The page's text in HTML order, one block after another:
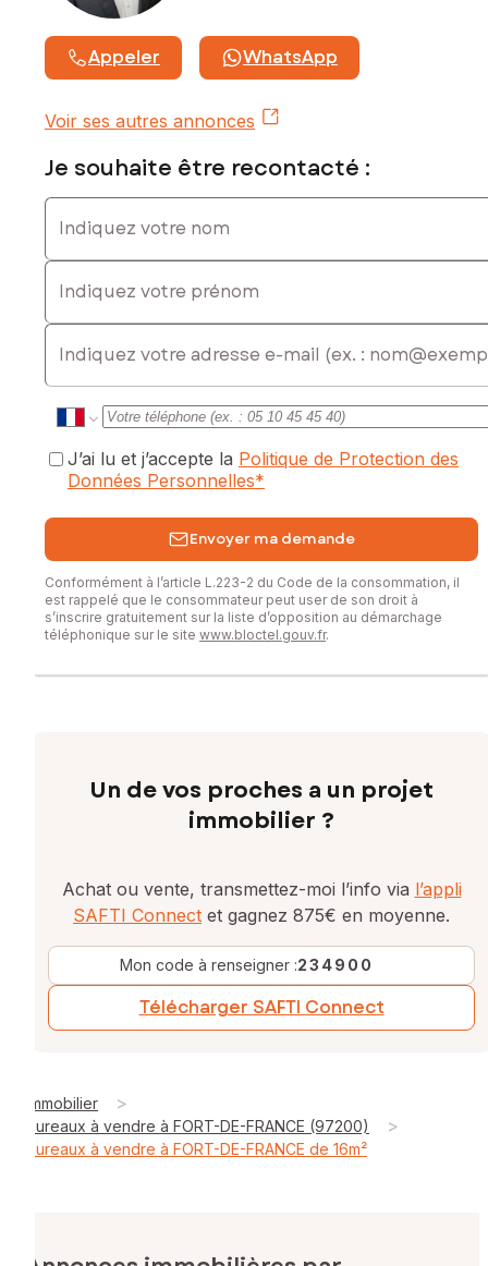
Appeler WhatsApp
Voir ses autres annonces
Je souhaite être recontacté :
Indiquez votre nom
Indiquez votre prénom
E-mail
J’ai lu et j’accepte la Politique de Protection des
Données Personnelles*
Envoyer ma demande
Conformément à l’article L.223-2 du Code de la consommation, il
est rappelé que le consommateur peut user de son droit à
s’inscrire gratuitement sur la liste d’opposition au démarchage
téléphonique sur le site www.bloctel.gouv.fr.
Un de vos proches a un projet
immobilier ?
Achat ou vente, transmettez-moi l’info via l’appli
SAFTI Connect et gagnez 875€ en moyenne.
Mon code à renseigner :234900
Télécharger SAFTI Connect
Immobilier >
Bureaux à vendre à FORT-DE-FRANCE (97200) >
Bureaux à vendre à FORT-DE-FRANCE de 16m²